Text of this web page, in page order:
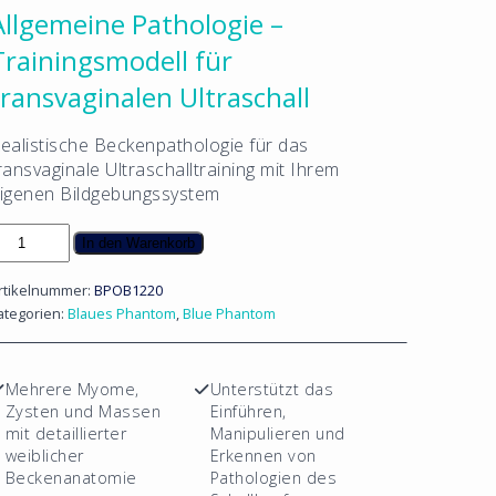
Pathologie –
für
Ultraschall
Beckenpathologie für das
Ultraschalltraining mit Ihrem
Bildgebungssystem
Allgemeine
Ultraschall
Menge
In den Warenkorb
BPOB1220
Blaues Phantom,Blue Phantom
Mehrere Myome,
Zysten und Massen
mit detaillierter
weiblicher
Beckenanatomie
Unterstützt das
Einführen,
Manipulieren und
Erkennen von
Pathologien des